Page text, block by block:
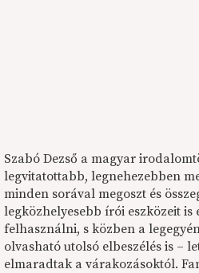
Szabó Dezső a magyar
legvitatottabb, legnehezebben
minden sorával megoszt és
legközhelyesebb írói eszközeit is
felhasználni, s közben a
olvasható utolsó elbeszélés is –
elmaradtak a várakozásoktól.